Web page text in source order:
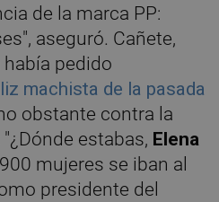
de la marca PP:
aseguró. Cañete,
pedido
machista de la pasada
obstante contra la
estabas, Elena
mujeres se iban al
presidente del